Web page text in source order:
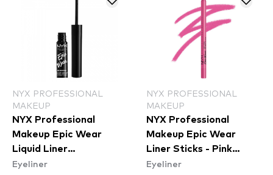
NYX PROFESSIONAL
MAKEUP
NYX Professional
Makeup Epic Wear
Liquid Liner
Waterproof - Yellow
Eyeliner
NYX PROFESSIONAL
MAKEUP
NYX Professional
Makeup Epic Wear
Liner Sticks - Pink
Spirit
Eyeliner